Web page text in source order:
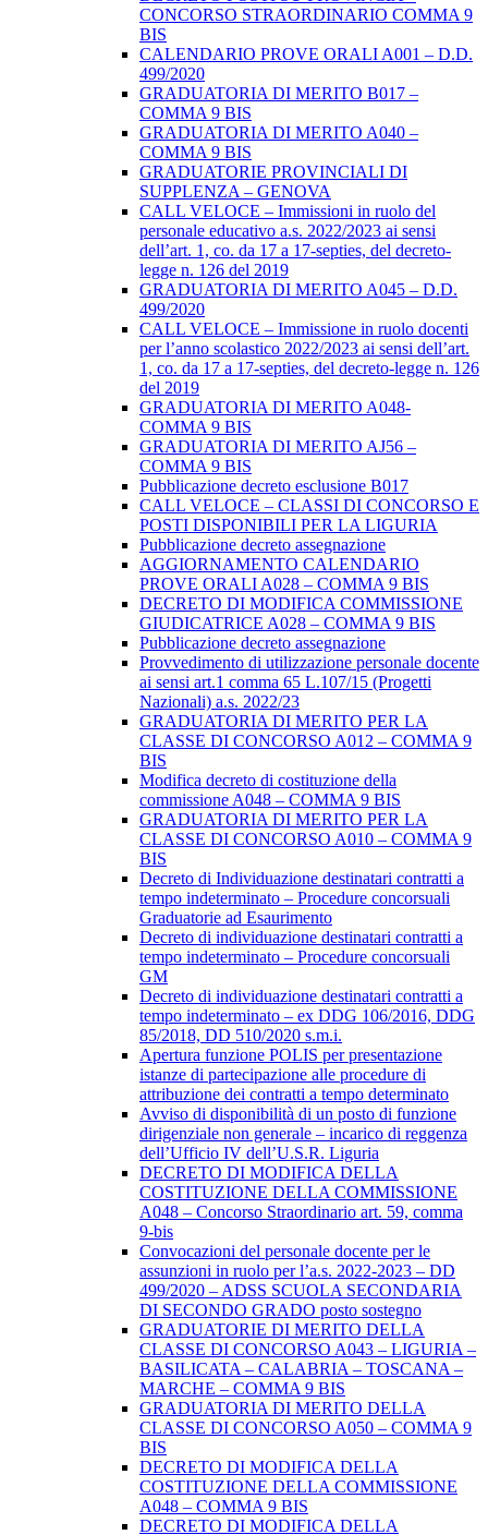
CONCORSO STRAORDINARIO COMMA 9
BIS
CALENDARIO PROVE ORALI A001 – D.D.
499/2020
GRADUATORIA DI MERITO B017 –
COMMA 9 BIS
GRADUATORIA DI MERITO A040 –
COMMA 9 BIS
GRADUATORIE PROVINCIALI DI
SUPPLENZA – GENOVA
CALL VELOCE – Immissioni in ruolo del
personale educativo a.s. 2022/2023 ai sensi
dell’art. 1, co. da 17 a 17-septies, del decreto-
legge n. 126 del 2019
GRADUATORIA DI MERITO A045 – D.D.
499/2020
CALL VELOCE – Immissione in ruolo docenti
per l’anno scolastico 2022/2023 ai sensi dell’art.
1, co. da 17 a 17-septies, del decreto-legge n. 126
del 2019
GRADUATORIA DI MERITO A048-
COMMA 9 BIS
GRADUATORIA DI MERITO AJ56 –
COMMA 9 BIS
Pubblicazione decreto esclusione B017
CALL VELOCE – CLASSI DI CONCORSO E
POSTI DISPONIBILI PER LA LIGURIA
Pubblicazione decreto assegnazione
AGGIORNAMENTO CALENDARIO
PROVE ORALI A028 – COMMA 9 BIS
DECRETO DI MODIFICA COMMISSIONE
GIUDICATRICE A028 – COMMA 9 BIS
Pubblicazione decreto assegnazione
Provvedimento di utilizzazione personale docente
ai sensi art.1 comma 65 L.107/15 (Progetti
Nazionali) a.s. 2022/23
GRADUATORIA DI MERITO PER LA
CLASSE DI CONCORSO A012 – COMMA 9
BIS
Modifica decreto di costituzione della
commissione A048 – COMMA 9 BIS
GRADUATORIA DI MERITO PER LA
CLASSE DI CONCORSO A010 – COMMA 9
BIS
Decreto di Individuazione destinatari contratti a
tempo indeterminato – Procedure concorsuali
Graduatorie ad Esaurimento
Decreto di individuazione destinatari contratti a
tempo indeterminato – Procedure concorsuali
GM
Decreto di individuazione destinatari contratti a
tempo indeterminato – ex DDG 106/2016, DDG
85/2018, DD 510/2020 s.m.i.
Apertura funzione POLIS per presentazione
istanze di partecipazione alle procedure di
attribuzione dei contratti a tempo determinato
Avviso di disponibilità di un posto di funzione
dirigenziale non generale – incarico di reggenza
dell’Ufficio IV dell’U.S.R. Liguria
DECRETO DI MODIFICA DELLA
COSTITUZIONE DELLA COMMISSIONE
A048 – Concorso Straordinario art. 59, comma
9-bis
Convocazioni del personale docente per le
assunzioni in ruolo per l’a.s. 2022-2023 – DD
499/2020 – ADSS SCUOLA SECONDARIA
DI SECONDO GRADO posto sostegno
GRADUATORIE DI MERITO DELLA
CLASSE DI CONCORSO A043 – LIGURIA –
BASILICATA – CALABRIA – TOSCANA –
MARCHE – COMMA 9 BIS
GRADUATORIA DI MERITO DELLA
CLASSE DI CONCORSO A050 – COMMA 9
BIS
DECRETO DI MODIFICA DELLA
COSTITUZIONE DELLA COMMISSIONE
A048 – COMMA 9 BIS
DECRETO DI MODIFICA DELLA